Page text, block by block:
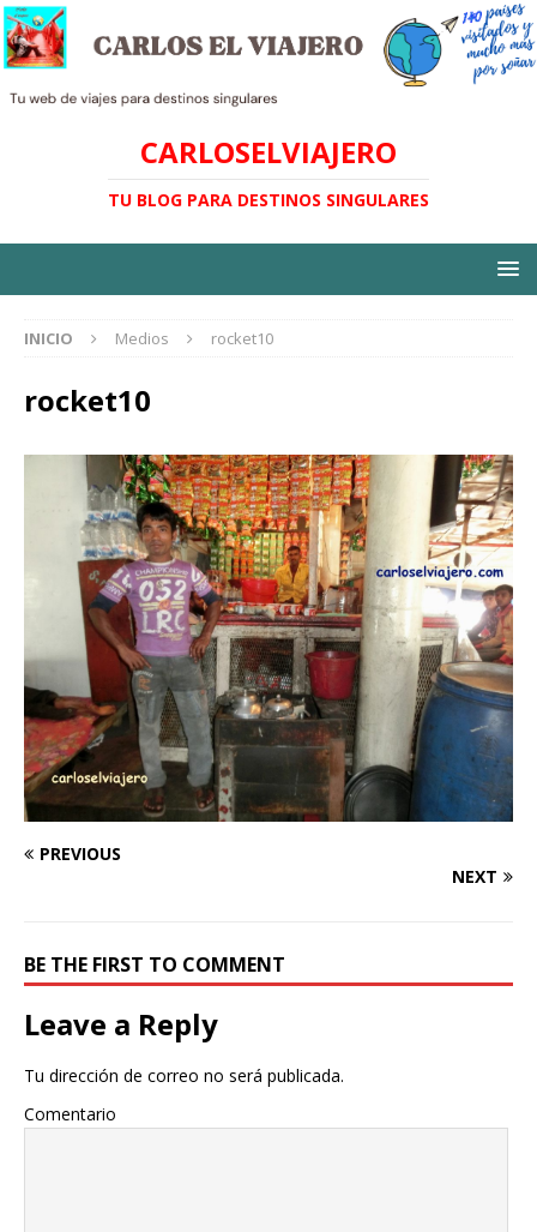
CARLOSELVIAJERO
TU BLOG PARA DESTINOS SINGULARES
INICIO Medios rocket10
rocket10
PREVIOUS
NEXT
BE THE FIRST TO COMMENT
Leave a Reply
Tu dirección de correo no será publicada.
Comentario